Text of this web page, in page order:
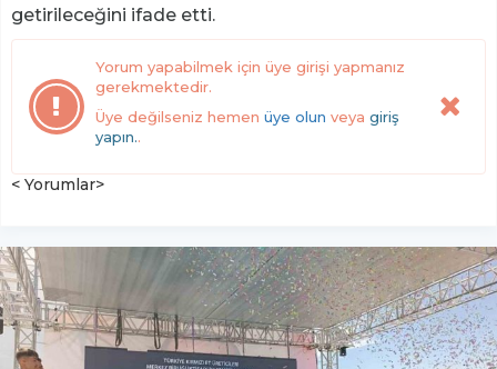
getirileceğini ifade etti.
Yorum yapabilmek için üye girişi yapmanız
gerekmektedir.
Üye değilseniz hemen üye olun veya giriş
yapın..
< Yorumlar>